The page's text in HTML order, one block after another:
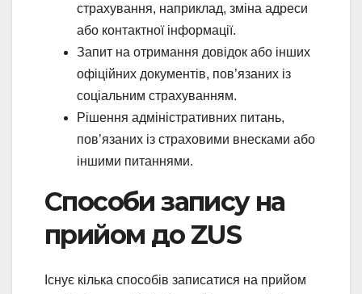
страхування, наприклад, зміна адреси
або контактної інформації.
Запит на отримання довідок або інших
офіційних документів, пов’язаних із
соціальним страхуванням.
Рішення адміністративних питань,
пов’язаних із страховими внесками або
іншими питаннями.
Способи запису на
прийом до ZUS
Існує кілька способів записатися на прийом